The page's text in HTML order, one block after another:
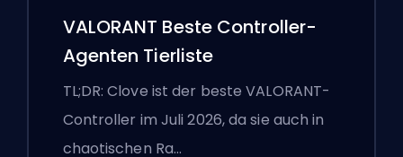
VALORANT Beste Controller-
Agenten Tierliste
TL;DR: Clove ist der beste VALORANT-
Controller im Juli 2026, da sie auch in
chaotischen Ra…